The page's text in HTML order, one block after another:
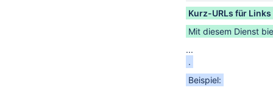
Kurz-URLs für
Mit diesem Dienst
...
.
Beispiel: